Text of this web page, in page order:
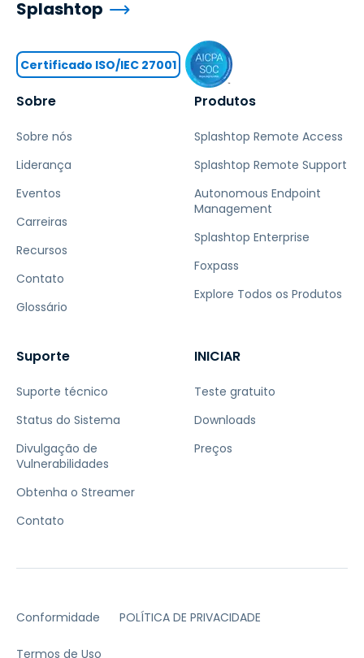
Sobre
Sobre nós
Liderança
Eventos
Carreiras
Recursos
Contato
Glossário
Produtos
Splashtop Remote Access
Splashtop Remote Support
Autonomous Endpoint
Management
Splashtop Enterprise
Foxpass
Explore Todos os Produtos
Suporte
Suporte técnico
Status do Sistema
Divulgação de
Vulnerabilidades
Obtenha o Streamer
Contato
INICIAR
Teste gratuito
Downloads
Preços
Splashtop
Certificado ISO/IEC 27001
Conformidade POLÍTICA DE PRIVACIDADE
Termos de Uso